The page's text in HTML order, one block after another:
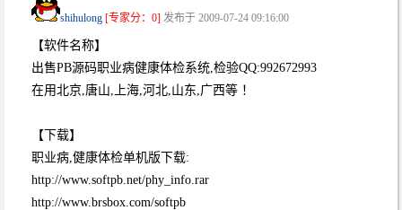
shihulong [专家分：0] 发布于 2009-07-24 09:16:00
【软件名称】
出售PB源码职业病健康体检系统,检验QQ:992672993
在用北京,唐山,上海,河北,山东,广西等 ！
【下载】
职业病,健康体检单机版下载:
http://www.softpb.net/phy_info.rar
http://www.brsbox.com/softpb